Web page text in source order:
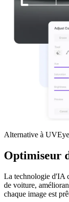
Alternative à UVEye
Optimiseur
La technologie d'IA
de voiture,
chaque image est